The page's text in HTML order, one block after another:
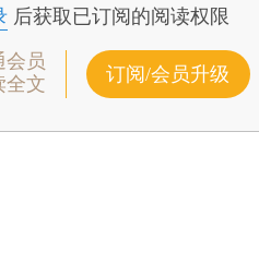
后获取已订阅的阅读权限
会员
全文
订阅/会员升级